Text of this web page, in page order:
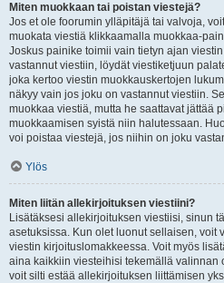
Miten muokkaan tai poistan viestejä?
Jos et ole foorumin ylläpitäjä tai valvoja,
muokata viestiä klikkaamalla muokkaa-
Joskus painike toimii vain tietyn ajan
vastannut viestiin, löydät viestiketjuun
joka kertoo viestin muokkauskertojen
näkyy vain jos joku on vastannut viestiin.
muokkaa viestiä, mutta he saattavat jättää
muokkaamisen syistä niin halutessaan.
voi poistaa viestejä, jos niihin on joku
Ylös
Miten liitän allekirjoituksen viestiini?
Lisätäksesi allekirjoituksen viestiisi, sinun
asetuksissa. Kun olet luonut sellaisen, voit
viestin kirjoituslomakkeessa. Voit myös
aina kaikkiin viesteihisi tekemällä valinnan
voit silti estää allekirjoituksen liittämisen